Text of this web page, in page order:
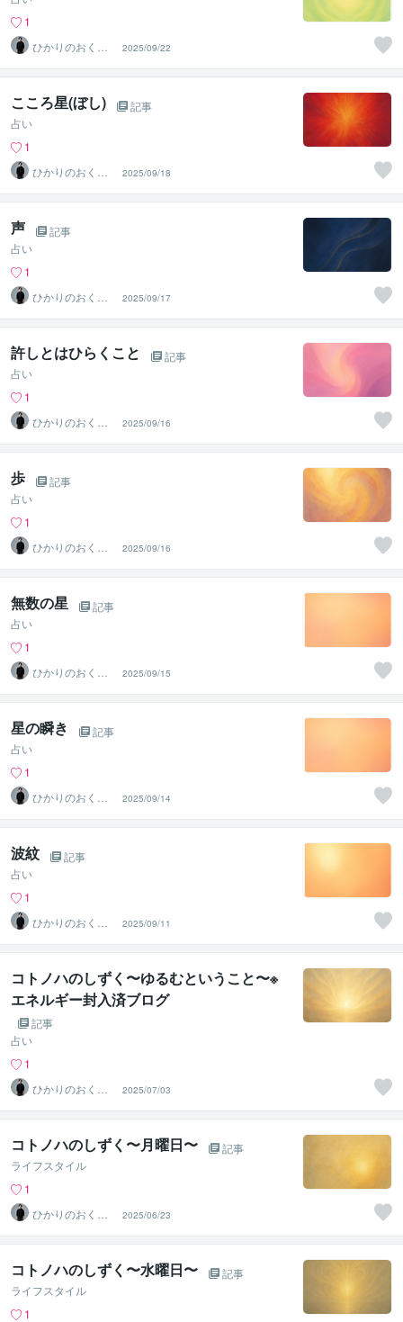
1
ひかりのおくり
て〜SinMa〜
2025/09/22
こころ星(ぼし)
記事
占い
1
ひかりのおくり
て〜SinMa〜
2025/09/18
声
記事
占い
1
ひかりのおくり
て〜SinMa〜
2025/09/17
許しとはひらくこと
記事
占い
1
ひかりのおくり
て〜SinMa〜
2025/09/16
歩
記事
占い
1
ひかりのおくり
て〜SinMa〜
2025/09/16
無数の星
記事
占い
1
ひかりのおくり
て〜SinMa〜
2025/09/15
星の瞬き
記事
占い
1
ひかりのおくり
て〜SinMa〜
2025/09/14
波紋
記事
占い
1
ひかりのおくり
て〜SinMa〜
2025/09/11
コトノハのしずく〜ゆるむということ〜※
エネルギー封入済ブログ
記事
占い
1
ひかりのおくり
て〜SinMa〜
2025/07/03
コトノハのしずく〜月曜日〜
記事
ライフスタイル
1
ひかりのおくり
て〜SinMa〜
2025/06/23
コトノハのしずく〜水曜日〜
記事
ライフスタイル
1